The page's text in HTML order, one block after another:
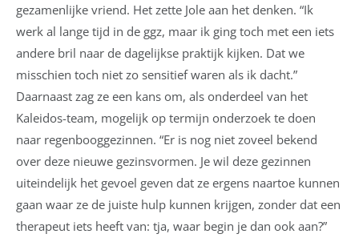
gezamenlijke vriend. Het zette Jole aan het denken. “Ik
werk al lange tijd in de ggz, maar ik ging toch met een iets
andere bril naar de dagelijkse praktijk kijken. Dat we
misschien toch niet zo sensitief waren als ik dacht.”
Daarnaast zag ze een kans om, als onderdeel van het
Kaleidos-team, mogelijk op termijn onderzoek te doen
naar regenbooggezinnen. “Er is nog niet zoveel bekend
over deze nieuwe gezinsvormen. Je wil deze gezinnen
uiteindelijk het gevoel geven dat ze ergens naartoe kunnen
gaan waar ze de juiste hulp kunnen krijgen, zonder dat een
therapeut iets heeft van: tja, waar begin je dan ook aan?”